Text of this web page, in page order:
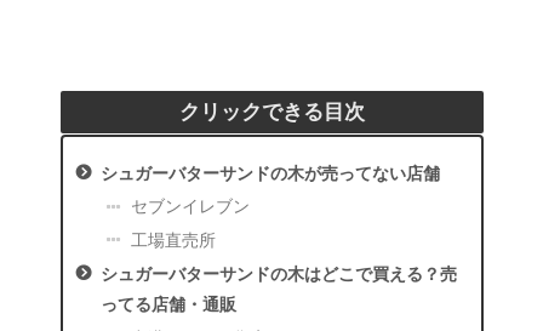
クリックできる目次
シュガーバターサンドの木が売ってない店舗
セブンイレブン
工場直売所
シュガーバターサンドの木はどこで買える？売
ってる店舗・通販